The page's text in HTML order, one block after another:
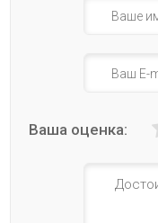
Ваша оценка: